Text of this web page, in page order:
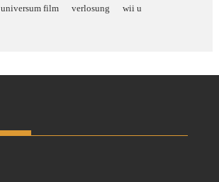
universum film verlosung wii u